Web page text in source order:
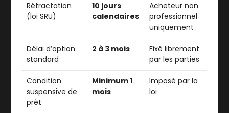
Rétractation
(loi SRU)
10 jours
calendaires
Acheteur non
professionnel
uniquement
Délai d’option
standard
2 à 3 mois
Fixé librement
par les parties
Condition
suspensive de
prêt
Minimum 1
mois
Imposé par la
loi